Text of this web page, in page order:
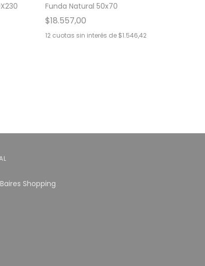
Funda Natural 50x70
$18.557,00
12 cuotas sin interés de $1.546,42
Shopping